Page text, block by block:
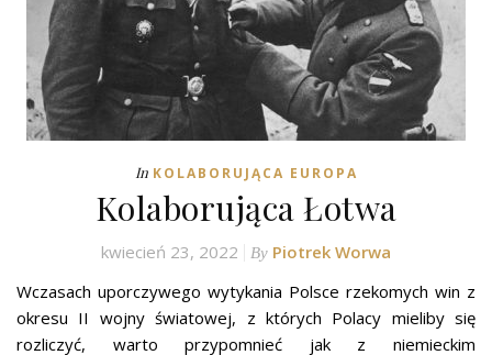
In KOLABORUJĄCA EUROPA
Kolaborująca Łotwa
kwiecień 23, 2022 By Piotrek Worwa
Wczasach uporczywego wytykania Polsce rzekomych win z
okresu II wojny światowej, z których Polacy mieliby się
rozliczyć, warto przypomnieć jak z niemieckim